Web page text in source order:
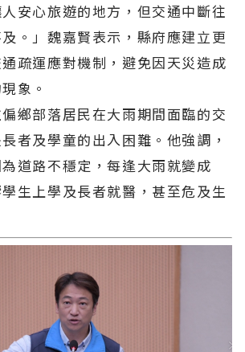
人安心旅遊的地方，但交通中斷往
。」魏嘉賢表示，縣府應建立更
疏運應對機制，避免因天災造成
象。
鄉部落居民在大雨期間面臨的交
者及學童的出入困難。他強調，
道路不穩定，每逢大雨就變成
學生上學及長者就醫，甚至危及生